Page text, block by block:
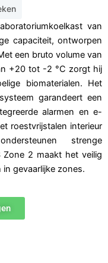
van
capaciteit, ontworpen
een bruto volume van
+20 tot -2 °C zorgt hij
biomaterialen. Het
garandeert een
alarmen en e-
roestvrijstalen interieur
strenge
Zone 2 maakt het veilig
gevaarlijke zones.